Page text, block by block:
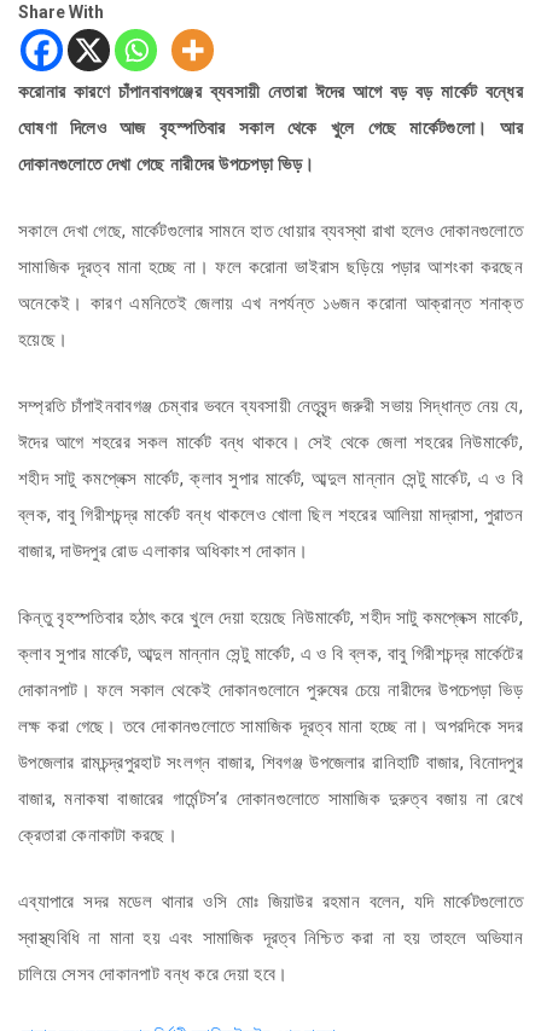
Share With
করোনার কারণে চাঁপানবাবগঞ্জের ব্যবসায়ী নেতারা ঈদের আগে বড় বড় মার্কেট বন্ধের
ঘোষণা দিলেও আজ বৃহস্পতিবার সকাল থেকে খুলে গেছে মার্কেটগুলো। আর
দোকানগুলোতে দেখা গেছে নারীদের উপচেপড়া ভিড়।
সকালে দেখা গেছে, মার্কেটগুলোর সামনে হাত ধোয়ার ব্যবস্থা রাখা হলেও দোকানগুলোতে
সামাজিক দূরত্ব মানা হচ্ছে না। ফলে করোনা ভাইরাস ছড়িয়ে পড়ার আশংকা করছেন
অনেকেই। কারণ এমনিতেই জেলায় এখ নপর্যন্ত ১৬জন করোনা আক্রান্ত শনাক্ত
হয়েছে।
সম্প্রতি চাঁপাইনবাবগঞ্জ চেম্বার ভবনে ব্যবসায়ী নেতৃবৃন্দ জরুরী সভায় সিদ্ধান্ত নেয় যে,
ঈদের আগে শহরের সকল মার্কেট বন্ধ থাকবে। সেই থেকে জেলা শহরের নিউমার্কেট,
শহীদ সাটু কমপ্লেক্স মার্কেট, ক্লাব সুপার মার্কেট, আব্দুল মান্নান সেন্টু মার্কেট, এ ও বি
ব্লক, বাবু গিরীশচন্দ্র মার্কেট বন্ধ থাকলেও খোলা ছিল শহরের আলিয়া মাদ্রাসা, পুরাতন
বাজার, দাউদপুর রোড এলাকার অধিকাংশ দোকান।
কিন্তু বৃহস্পতিবার হঠাৎ করে খুলে দেয়া হয়েছে নিউমার্কেট, শহীদ সাটু কমপ্লেক্স মার্কেট,
ক্লাব সুপার মার্কেট, আব্দুল মান্নান সেন্টু মার্কেট, এ ও বি ব্লক, বাবু গিরীশচন্দ্র মার্কেটের
দোকানপাট। ফলে সকাল থেকেই দোকানগুলোনে পুরুষের চেয়ে নারীদের উপচেপড়া ভিড়
লক্ষ করা গেছে। তবে দোকানগুলোতে সামাজিক দূরত্ব মানা হচ্ছে না। অপরদিকে সদর
উপজেলার রামচন্দ্রপুরহাট সংলগ্ন বাজার, শিবগঞ্জ উপজেলার রানিহাটি বাজার, বিনোদপুর
বাজার, মনাকষা বাজারের গার্মেন্টস’র দোকানগুলোতে সামাজিক দুরুত্ব বজায় না রেখে
ক্রেতারা কেনাকাটা করছে।
এব্যাপারে সদর মডেল থানার ওসি মোঃ জিয়াউর রহমান বলেন, যদি মার্কেটগুলোতে
স্বাস্থ্যবিধি না মানা হয় এবং সামাজিক দূরত্ব নিশ্চিত করা না হয় তাহলে অভিযান
চালিয়ে সেসব দোকানপাট বন্ধ করে দেয়া হবে।